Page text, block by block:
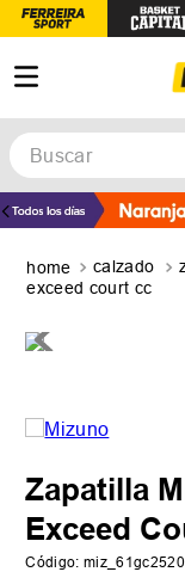
Buscar
calzado
exceed court cc
Zapatilla
Exceed
Código:
TÉRMINOS MÁS
2.
zapatillas